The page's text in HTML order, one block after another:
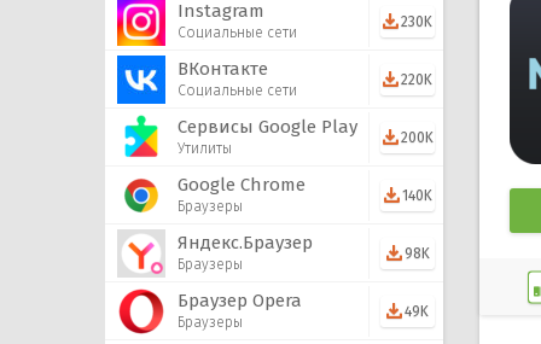
Instagram
Социальные сети
230K
ВКонтакте
Социальные сети
220K
Сервисы Google Play
Утилиты
200K
Google Chrome
Браузеры
140K
Яндекс.Браузер
Браузеры
98K
Браузер Opera
Браузеры
49K